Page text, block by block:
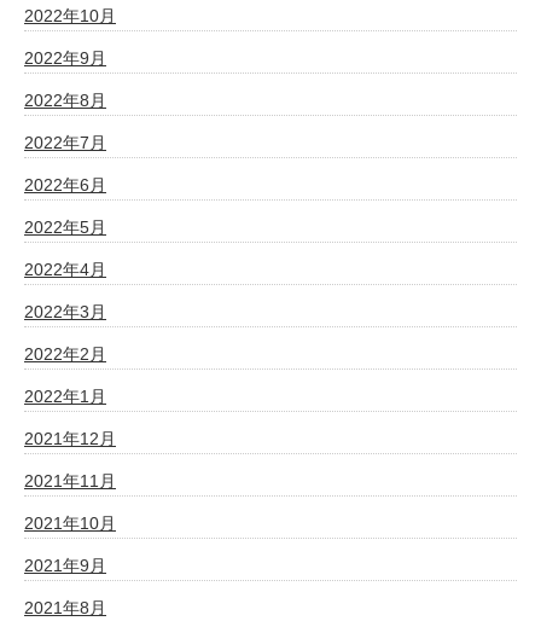
2022年10月
2022年9月
2022年8月
2022年7月
2022年6月
2022年5月
2022年4月
2022年3月
2022年2月
2022年1月
2021年12月
2021年11月
2021年10月
2021年9月
2021年8月